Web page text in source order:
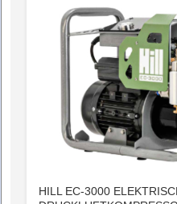
HILL EC-3000